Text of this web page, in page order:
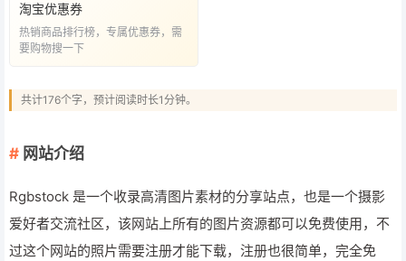
淘宝优惠券
热销商品排行榜，专属优惠券，需
要购物搜一下
共计176个字，预计阅读时长1分钟。
网站介绍
Rgbstock 是一个收录高清图片素材的分享站点，也是一个摄影
爱好者交流社区，该网站上所有的图片资源都可以免费使用，不
过这个网站的照片需要注册才能下载，注册也很简单，完全免